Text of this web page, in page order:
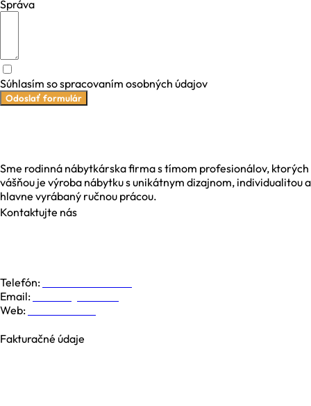
Správa
Súhlasím so spracovaním osobných údajov
Odoslať formulár
Sme rodinná nábytkárska firma s tímom profesionálov, ktorých
vášňou je výroba nábytku s unikátnym dizajnom, individualitou a
hlavne vyrábaný ručnou prácou.
Kontaktujte nás
Telefón:
Email:
Web:
Fakturačné údaje